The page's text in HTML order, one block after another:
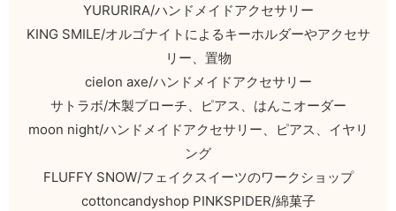
YURURIRA/ハンドメイドアクセサリー
KING SMILE/オルゴナイトによるキーホルダーやアクセサ
リー、置物
cielon axe/ハンドメイドアクセサリー
サトラボ/木製ブローチ、ピアス、はんこオーダー
moon night/ハンドメイドアクセサリー、ピアス、イヤリ
ング
FLUFFY SNOW/フェイクスイーツのワークショップ
cottoncandyshop PINKSPIDER/綿菓子